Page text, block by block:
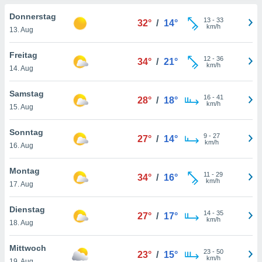
Partner
es uns
verfolgen
Profil zu
Ihnen
Inhalte
Weitere
finden
. Sie
Sie
Rand
Donnerstag
13. Aug
32° / 14° 13- 33
km/h
Freitag
14. Aug
34° / 21° 12- 36
km/h
Samstag
15. Aug
28° / 18° 16- 41
km/h
Sonntag
16. Aug
27° / 14° 9- 27
km/h
Montag
17. Aug
34° / 16° 11 - 29
km/h
Dienstag
18. Aug
27° / 17° 14- 35
km/h
Mittwoch
23° / 15° 23- 50
km/h